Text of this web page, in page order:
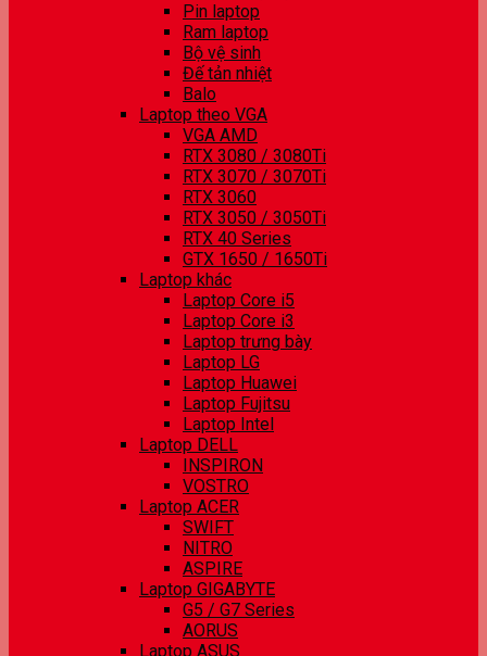
Pin laptop
Ram laptop
Bộ vệ sinh
Đế tản nhiệt
Balo
Laptop theo VGA
VGA AMD
RTX 3080 / 3080Ti
RTX 3070 / 3070Ti
RTX 3060
RTX 3050 / 3050Ti
RTX 40 Series
GTX 1650 / 1650Ti
Laptop khác
Laptop Core i5
Laptop Core i3
Laptop trưng bày
Laptop LG
Laptop Huawei
Laptop Fujitsu
Laptop Intel
Laptop DELL
INSPIRON
VOSTRO
Laptop ACER
SWIFT
NITRO
ASPIRE
Laptop GIGABYTE
G5 / G7 Series
AORUS
Laptop ASUS